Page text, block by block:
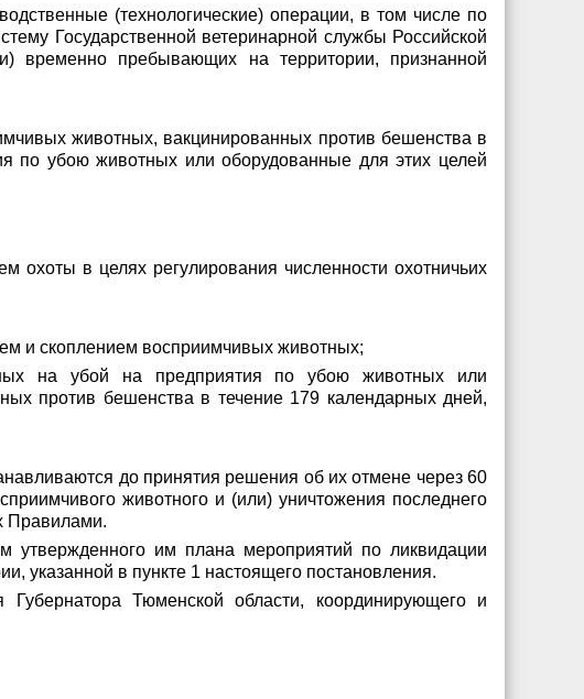
(технологические) операции, в том числе по
Государственной ветеринарной службы Российской
временно пребывающих на территории, признанной
животных, вакцинированных против бешенства в
по убою животных или оборудованные для этих целей
охоты в целях регулирования численности охотничьих
и скоплением восприимчивых животных;
на убой на предприятия по убою животных или
против бешенства в течение 179 календарных дней,
до принятия решения об их отмене через 60
животного и (или) уничтожения последнего
Правилами.
утвержденного им плана мероприятий по ликвидации
указанной в пункте 1 настоящего постановления.
Тюменской области, координирующего и